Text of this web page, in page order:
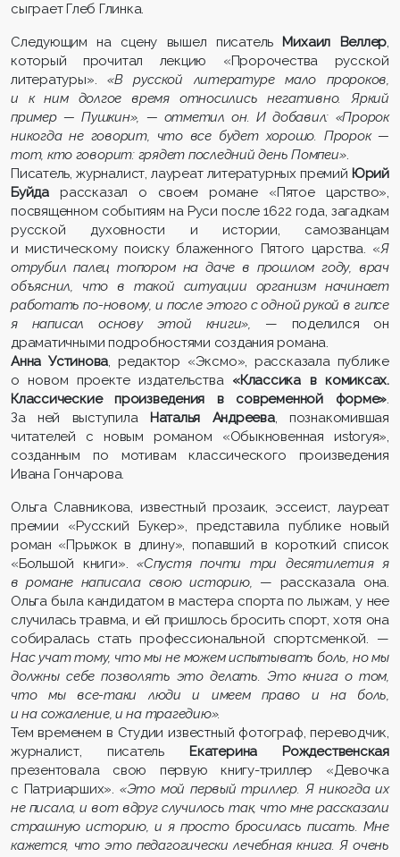
сыграет Глеб Глинка.
Следующим на сцену вышел писатель Михаил Веллер,
который прочитал лекцию «Пророчества русской
литературы».«В русской литературе мало пророков,
и к ним долгое время относились негативно. Яркий
пример — Пушкин», — отметил он. И добавил: «Пророк
никогда не говорит, что все будет хорошо. Пророк —
тот, кто говорит: грядет последний день Помпеи».
Писатель, журналист, лауреат литературных премий Юрий
Буйдарассказал о своем романе «Пятое царство»,
посвященном событиям на Руси после 1622 года, загадкам
русской духовности и истории, самозванцам
и мистическому поиску блаженного Пятого царства. «Я
отрубил палец топором на даче в прошлом году, врач
объяснил, что в такой ситуации организм начинает
работать по-новому, и после этого с одной рукой в гипсе
я написал основу этой книги», — поделился он
драматичными подробностями создания романа.
Анна Устинова, редактор «Эксмо», рассказала публике
о новом проекте издательства «Классика в комиксах.
Классические произведения в современной форме».
За ней выступила
Наталья Андреева, познакомившая
читателей с новым романом «Обыкновенная иstoryя»,
созданным по мотивам классического произведения
Ивана Гончарова.
Ольга Славникова, известный прозаик, эссеист, лауреат
премии «Русский Букер», представила публике новый
роман «Прыжок в длину», попавший в короткий список
«Большой книги».«Спустя почти три десятилетия я
в романе написала свою историю, — рассказала она.
Ольга была кандидатом в мастера спорта по лыжам, у нее
случилась травма, и ей пришлось бросить спорт, хотя она
собиралась стать профессиональной спортсменкой. —
Нас учат тому, что мы не можем испытывать боль, но мы
должны себе позволять это делать. Это книга о том,
что мы все-таки люди и имеем право и на боль,
и на сожаление, и на трагедию».
Тем временем в Студии известный фотограф, переводчик,
журналист, писатель
Екатерина Рождественская
презентовала свою первую книгу-триллер «Девочка
с Патриарших». «Это мой первый триллер. Я никогда их
не писала, и вот вдруг случилось так, что мне рассказали
страшную историю, и я просто бросилась писать. Мне
кажется, что это педагогически лечебная книга. Я очень